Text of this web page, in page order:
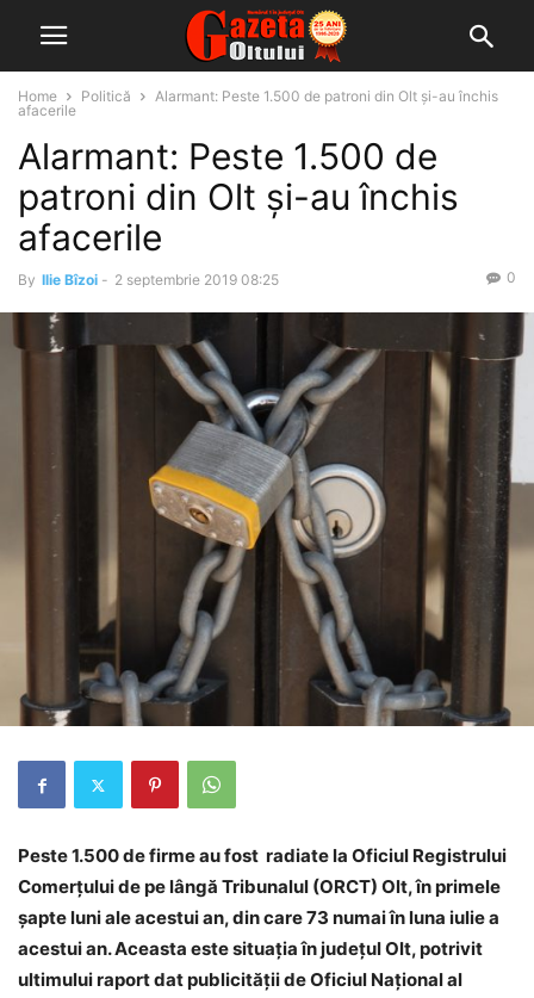
Home Politică
Alarmant: Peste 1.500 de patroni din Olt și-au închis
afacerile
Alarmant: Peste 1.500 de
patroni din Olt și-au închis
afacerile
By Ilie Bîzoi - 2 septembrie 2019 08:25 0
Peste 1.500 de firme au fost radiate la Oficiul Registrului
Comerţului de pe lângă Tribunalul (ORCT) Olt, în primele
șapte luni ale acestui an, din care 73 numai în luna iulie a
acestui an. Aceasta este situația în județul Olt, potrivit
ultimului raport dat publicităţii de Oficiul Naţional al